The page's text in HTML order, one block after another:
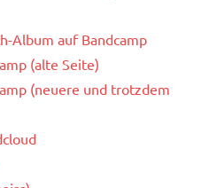
Album auf Bandcamp
(alte Seite)
(neuere und trotzdem